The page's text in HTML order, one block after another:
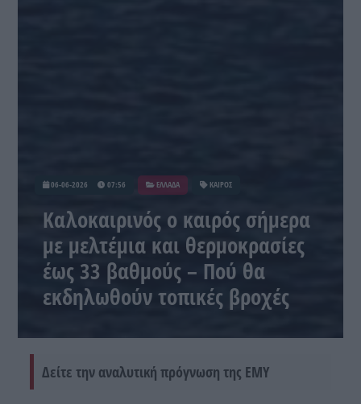
06-06-2026 07:56 ΕΛΛΑΔΑ ΚΑΙΡΟΣ
Καλοκαιρινός ο καιρός σήμερα
με μελτέμια και θερμοκρασίες
έως 33 βαθμούς – Πού θα
εκδηλωθούν τοπικές βροχές
Δείτε την αναλυτική πρόγνωση της ΕΜΥ